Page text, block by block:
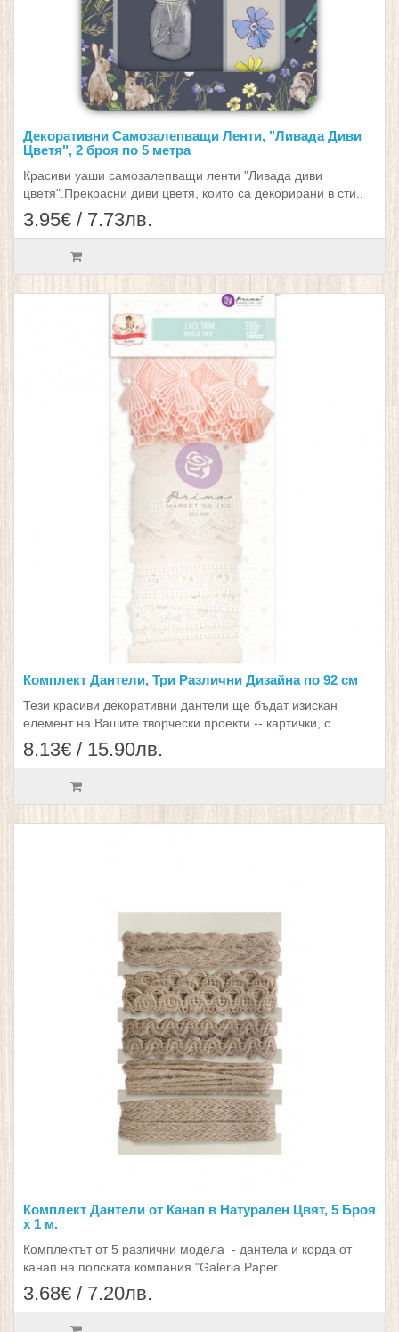
Декоративни Самозалепващи Ленти, "Ливада Диви
Цветя", 2 броя по 5 метра
Красиви уаши самозалепващи ленти "Ливада диви
цветя".Прекрасни диви цветя, които са декорирани в сти..
3.95€ / 7.73лв.
Комплект Дантели, Три Различни Дизайна по 92 см
Тези красиви декоративни дантели ще бъдат изискан
елемент на Вашите творчески проекти -- картички, с..
8.13€ / 15.90лв.
Комплект Дантели от Канап в Натурален Цвят, 5 Броя
х 1 м.
Комплектът от 5 различни модела - дантела и корда от
канап на полската компания "Galeria Paper..
3.68€ / 7.20лв.